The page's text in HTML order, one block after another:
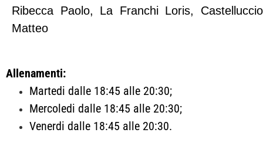
Ribecca Paolo, La Franchi Loris, Castelluccio
Matteo
Allenamenti:
Martedi dalle 18:45 alle 20:30;
Mercoledi dalle 18:45 alle 20:30;
Venerdi dalle 18:45 alle 20:30.